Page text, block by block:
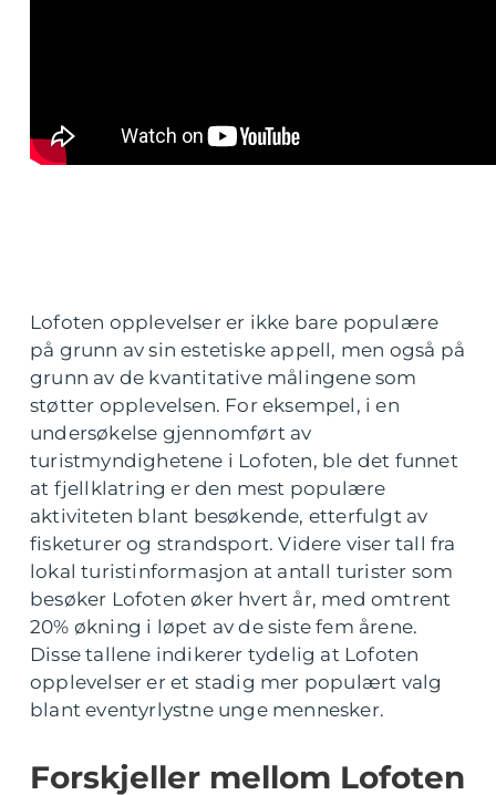
Lofoten opplevelser er ikke bare populære
på grunn av sin estetiske appell, men også på
grunn av de kvantitative målingene som
støtter opplevelsen. For eksempel, i en
undersøkelse gjennomført av
turistmyndighetene i Lofoten, ble det funnet
at fjellklatring er den mest populære
aktiviteten blant besøkende, etterfulgt av
fisketurer og strandsport. Videre viser tall fra
lokal turistinformasjon at antall turister som
besøker Lofoten øker hvert år, med omtrent
20% økning i løpet av de siste fem årene.
Disse tallene indikerer tydelig at Lofoten
opplevelser er et stadig mer populært valg
blant eventyrlystne unge mennesker.
Forskjeller mellom Lofoten